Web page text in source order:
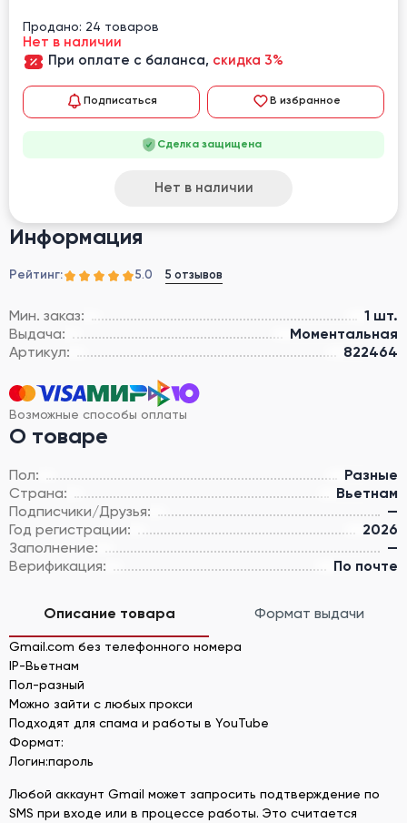
Информация
Рейтинг: 5.0 5 отзывов
Мин. заказ:
1 шт.
Выдача:
Моментальная
Артикул:
822464
Возможные способы оплаты
О товаре
Пол:
Разные
Страна:
Вьетнам
Подписчики/Друзья:
—
Год регистрации:
2026
Заполнение:
—
Верификация:
По почте
Продано: 24 товаров
Нет в наличии
При оплате с баланса, скидка 3%
Подписаться В избранное
Сделка защищена
Нет в наличии
Описание товара Формат выдачи
Gmail.com без телефонного номера
IP-Вьетнам
Пол-разный
Можно зайти с любых прокси
Подходят для спама и работы в YouTube
Формат:
Логин:пароль
Любой аккаунт Gmail может запросить подтверждение по
SMS при входе или в процессе работы. Это считается